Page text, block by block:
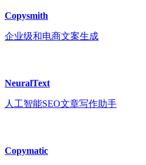
Copysmith
企业级和电商文案生成
NeuralText
人工智能SEO文章写作助手
Copymatic